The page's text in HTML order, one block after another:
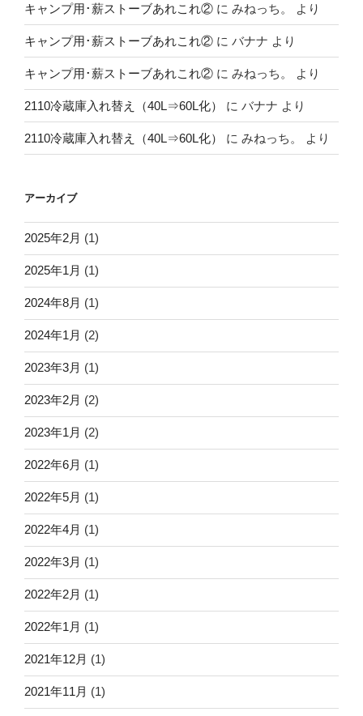
キャンプ用･薪ストーブあれこれ② に みねっち。 より
キャンプ用･薪ストーブあれこれ② に バナナ より
キャンプ用･薪ストーブあれこれ② に みねっち。 より
2110冷蔵庫入れ替え（40L⇒60L化） に バナナ より
2110冷蔵庫入れ替え（40L⇒60L化） に みねっち。 より
アーカイブ
2025年2月 (1)
2025年1月 (1)
2024年8月 (1)
2024年1月 (2)
2023年3月 (1)
2023年2月 (2)
2023年1月 (2)
2022年6月 (1)
2022年5月 (1)
2022年4月 (1)
2022年3月 (1)
2022年2月 (1)
2022年1月 (1)
2021年12月 (1)
2021年11月 (1)